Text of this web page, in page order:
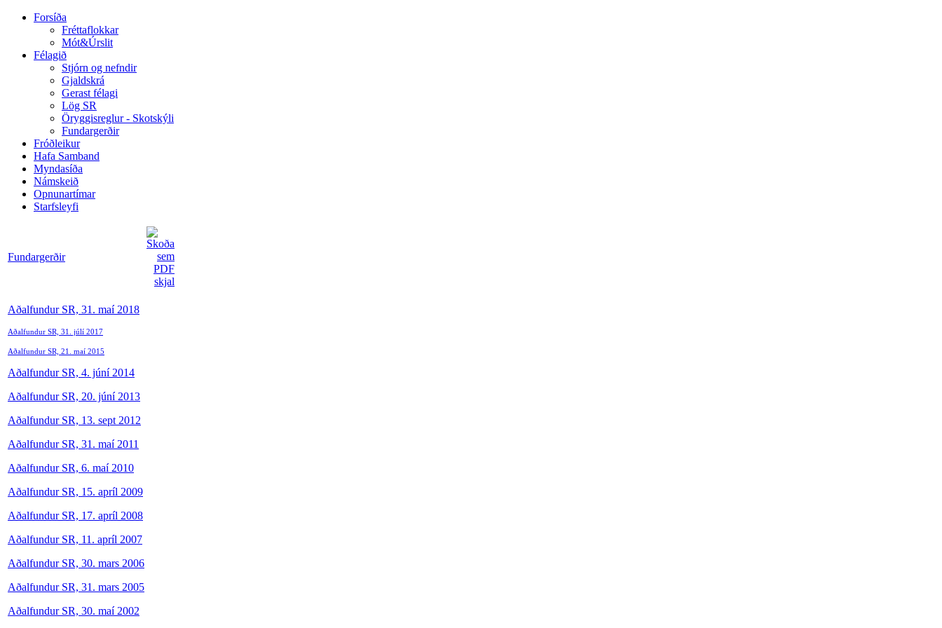
Forsíða
Fréttaflokkar
Mót&Úrslit
Félagið
Stjórn og nefndir
Gjaldskrá
Gerast félagi
Lög SR
Öryggisreglur - Skotskýli
Fundargerðir
Fróðleikur
Hafa Samband
Myndasíða
Námskeið
Opnunartímar
Starfsleyfi
Fundargerðir
Aðalfundur SR, 31. maí 2018
Aðalfundur SR, 31. júlí 2017
Aðalfundur SR, 21. maí 2015
Aðalfundur SR, 4. júní 2014
Aðalfundur SR, 20. júní 2013
Aðalfundur SR, 13. sept 2012
Aðalfundur SR, 31. maí 2011
Aðalfundur SR, 6. maí 2010
Aðalfundur SR, 15. apríl 2009
Aðalfundur SR, 17. apríl 2008
Aðalfundur SR, 11. apríl 2007
Aðalfundur SR, 30. mars 2006
Aðalfundur SR, 31. mars 2005
Aðalfundur SR, 30. maí 2002